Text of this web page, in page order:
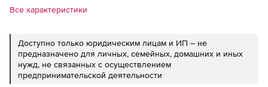
Все характеристики
Доступно только юридическим лицам и ИП – не
предназначено для личных, семейных, домашних и иных
нужд, не связанных с осуществлением
предпринимательской деятельности